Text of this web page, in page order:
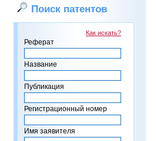
Поиск патентов
Как искать?
Реферат
Название
Публикация
Регистрационный номер
Имя заявителя